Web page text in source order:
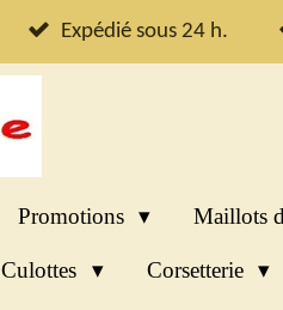
Expédié sous 24 h.
Promotions Maillots
Culottes Corsetterie